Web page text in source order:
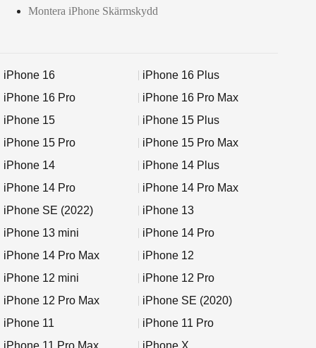
Montera iPhone Skärmskydd
iPhone 16
iPhone 16 Plus
iPhone 16 Pro
iPhone 16 Pro Max
iPhone 15
iPhone 15 Plus
iPhone 15 Pro
iPhone 15 Pro Max
iPhone 14
iPhone 14 Plus
iPhone 14 Pro
iPhone 14 Pro Max
iPhone SE (2022)
iPhone 13
iPhone 13 mini
iPhone 14 Pro
iPhone 14 Pro Max
iPhone 12
iPhone 12 mini
iPhone 12 Pro
iPhone 12 Pro Max
iPhone SE (2020)
iPhone 11
iPhone 11 Pro